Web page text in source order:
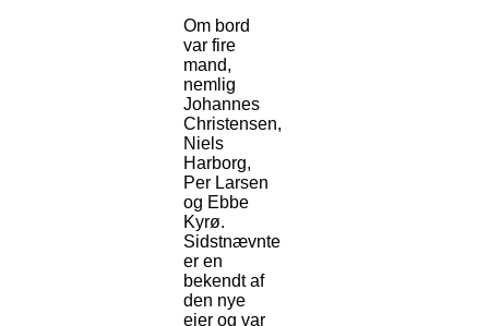
Om bord
var fire
mand,
nemlig
Johannes
Christensen,
Niels
Harborg,
Per Larsen
og Ebbe
Kyrø.
Sidstnævnte
er en
bekendt af
den nye
ejer og var